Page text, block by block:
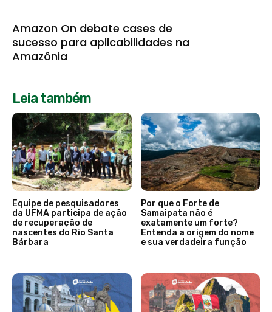
Amazon On debate cases de
sucesso para aplicabilidades na
Amazônia
Leia também
Equipe de pesquisadores
da UFMA participa de ação
de recuperação de
nascentes do Rio Santa
Bárbara
Por que o Forte de
Samaipata não é
exatamente um forte?
Entenda a origem do nome
e sua verdadeira função